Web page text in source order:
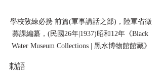
學校敎練必携 前篇(軍事講話之部)，陸軍省徵
募課編纂，(民國26年|1937)昭和12年《Black
Water Museum Collections | 黑水博物館館藏》
勅語